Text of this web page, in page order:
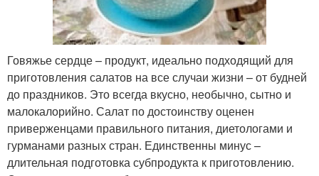
Говяжье сердце – продукт, идеально подходящий для
приготовления салатов на все случаи жизни – от будней
до праздников. Это всегда вкусно, необычно, сытно и
малокалорийно. Салат по достоинству оценен
приверженцами правильного питания, диетологами и
гурманами разных стран. Единственны минус –
длительная подготовка субпродукта к приготовлению.